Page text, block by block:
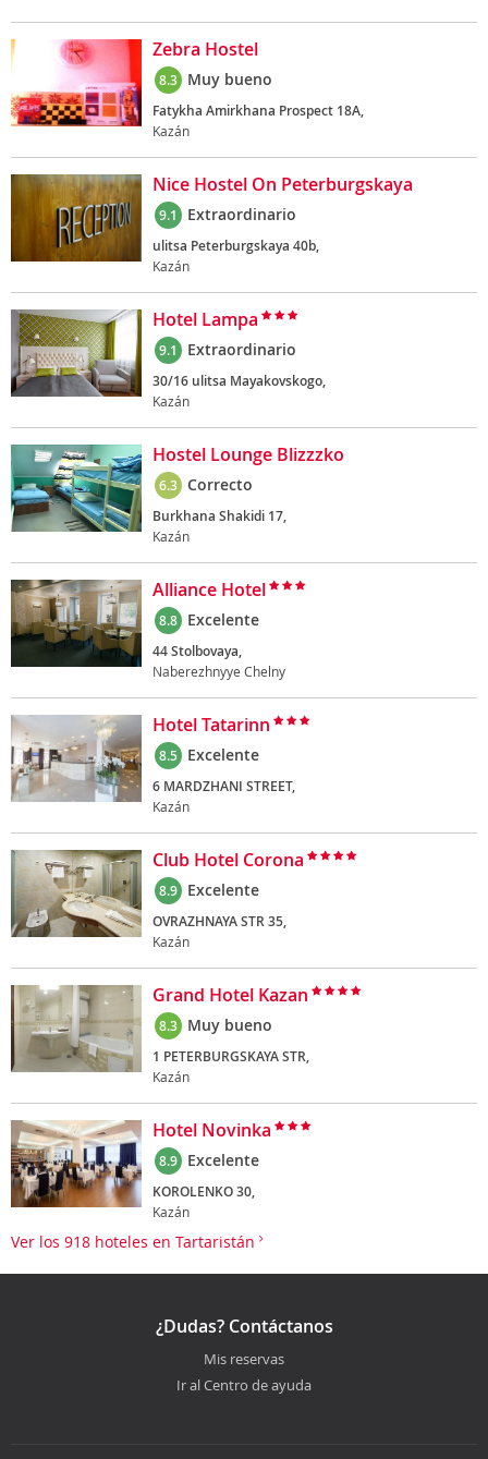
Zebra Hostel
8.3 Muy bueno
Fatykha Amirkhana Prospect 18A,
Kazán
Nice Hostel On Peterburgskaya
9.1 Extraordinario
ulitsa Peterburgskaya 40b,
Kazán
Hotel Lampa
9.1 Extraordinario
30/16 ulitsa Mayakovskogo,
Kazán
Hostel Lounge Blizzzko
6.3 Correcto
Burkhana Shakidi 17,
Kazán
Alliance Hotel
8.8 Excelente
44 Stolbovaya,
Naberezhnyye Chelny
Hotel Tatarinn
8.5 Excelente
6 MARDZHANI STREET,
Kazán
Club Hotel Corona
8.9 Excelente
OVRAZHNAYA STR 35,
Kazán
Grand Hotel Kazan
8.3 Muy bueno
1 PETERBURGSKAYA STR,
Kazán
Hotel Novinka
8.9 Excelente
KOROLENKO 30,
Kazán
Ver los 918 hoteles en Tartaristán
¿Dudas? Contáctanos
Mis reservas
Ir al Centro de ayuda